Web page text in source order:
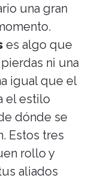
una gran
es algo que
ni una
igual que el
el estilo
dónde se
Estos tres
rollo y
aliados